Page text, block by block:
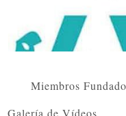
Miembros
Galería de Vídeos